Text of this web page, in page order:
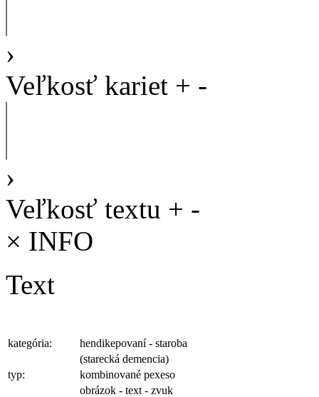
›
Veľkosť kariet + -
›
Veľkosť textu + -
× INFO
Text
kategória:
hendikepovaní - staroba
(starecká demencia)
typ:
kombinované pexeso
obrázok - text - zvuk